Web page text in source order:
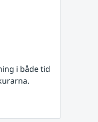
i både tid